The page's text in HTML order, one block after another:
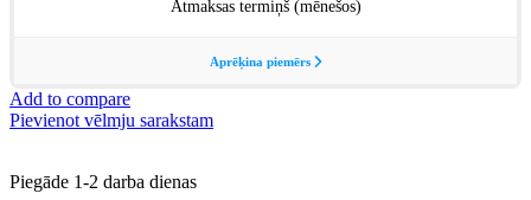
Add to compare
Pievienot vēlmju sarakstam
Piegāde 1-2 darba dienas